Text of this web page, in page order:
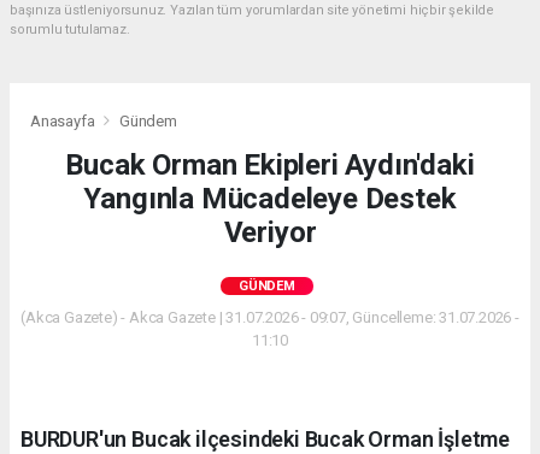
başınıza üstleniyorsunuz. Yazılan tüm yorumlardan site yönetimi hiçbir şekilde
sorumlu tutulamaz.
Anasayfa Gündem
Bucak Orman Ekipleri Aydın'daki
Yangınla Mücadeleye Destek
Veriyor
GÜNDEM
(Akca Gazete) - Akca Gazete | 31.07.2026 - 09:07, Güncelleme: 31.07.2026 -
11:10
BURDUR'un Bucak ilçesindeki Bucak Orman İşletme